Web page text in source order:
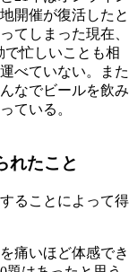
開催が復活したと
てしまった現在、
で忙しいことも相
べていない。また
なでビールを飲み
ている。
れたこと
ることによって得
痛いほど体感でき